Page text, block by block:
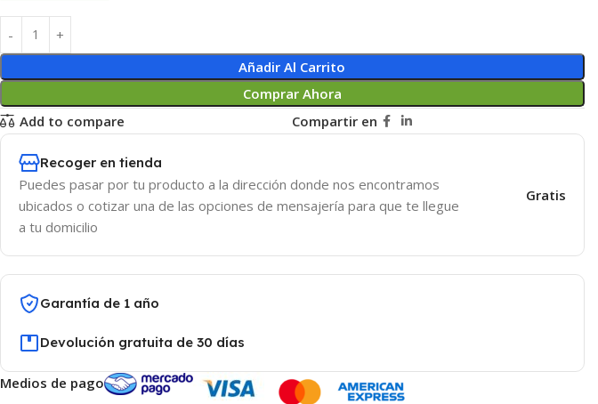
Añadir Al Carrito
Comprar Ahora
Add to compare
Compartir en
Recoger en tienda
Puedes pasar por tu producto a la dirección donde nos encontramos
ubicados o cotizar una de las opciones de mensajería para que te llegue
a tu domicilio
Gratis
Garantía de 1 año
Devolución gratuita de 30 días
Medios de pago